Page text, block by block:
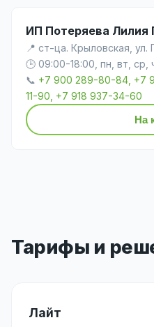
ИП Потеряева Лилия
📍 ст-ца. Крыловская,
🕒 09:00-18:00, пн, вт, ср,
📞 +7 900 289-80-84, +7
11-90, +7 918 937-34-60
На
Тарифы и
Лайт